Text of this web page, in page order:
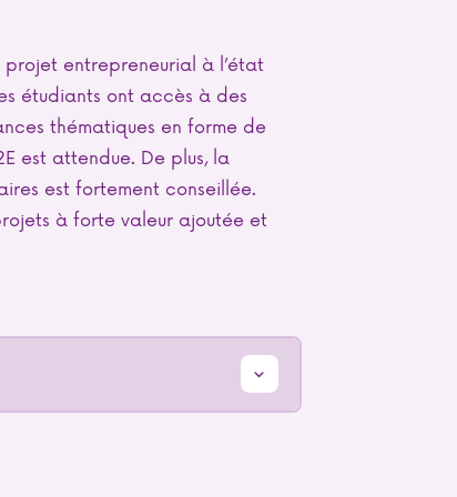
entrepreneurial à l’état
étudiants ont accès à des
thématiques en forme de
est attendue. De plus, la
est fortement conseillée.
à forte valeur ajoutée et